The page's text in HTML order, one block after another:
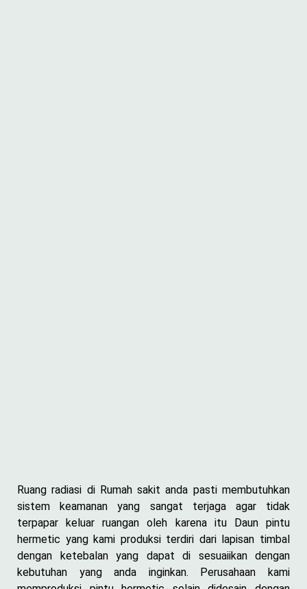
Ruang radiasi di Rumah sakit anda pasti membutuhkan
sistem keamanan yang sangat terjaga agar tidak
terpapar keluar ruangan oleh karena itu Daun pintu
hermetic yang kami produksi terdiri dari lapisan timbal
dengan ketebalan yang dapat di sesuaiikan dengan
kebutuhan yang anda inginkan. Perusahaan kami